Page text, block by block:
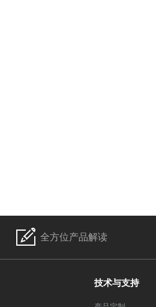
全方位产品解读
技术与支持